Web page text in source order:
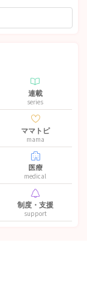
連載
series
ママトピ
mama
医療
medical
制度・支援
support